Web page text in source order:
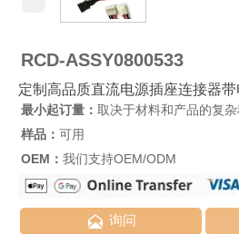
RCD-ASSY0800533
定制高品质直流电源插座连接器
最小起订量： 取决于材料和产品的复
样品： 可用
OEM： 我们支持OEM/ODM
 询问